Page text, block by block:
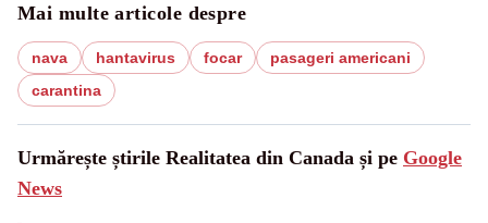
Mai multe articole despre
nava hantavirus focar
pasageri americani
carantina
Urmărește știrile Realitatea din Canada și pe Google
News